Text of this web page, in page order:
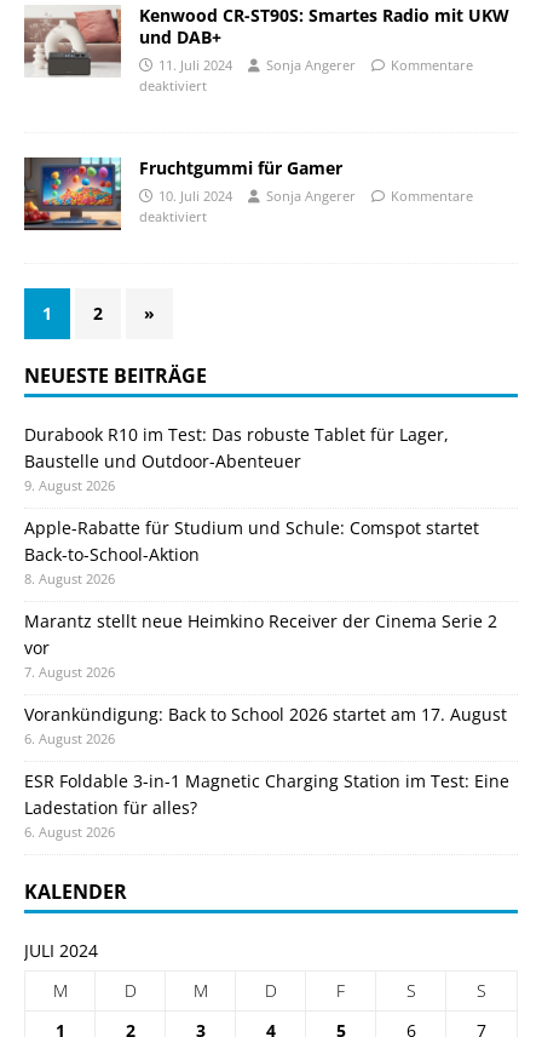
Kenwood CR-ST90S: Smartes Radio mit UKW
und DAB+
11. Juli 2024 Sonja Angerer
Kommentare
deaktiviert
Fruchtgummi für Gamer
10. Juli 2024 Sonja Angerer
Kommentare
deaktiviert
1 2 »
NEUESTE BEITRÄGE
Durabook R10 im Test: Das robuste Tablet für Lager,
Baustelle und Outdoor-Abenteuer
9. August 2026
Apple-Rabatte für Studium und Schule: Comspot startet
Back-to-School-Aktion
8. August 2026
Marantz stellt neue Heimkino Receiver der Cinema Serie 2
vor
7. August 2026
Vorankündigung: Back to School 2026 startet am 17. August
6. August 2026
ESR Foldable 3-in-1 Magnetic Charging Station im Test: Eine
Ladestation für alles?
6. August 2026
KALENDER
JULI 2024
M
D M D F S
S
1
2 3 4 5 6 7